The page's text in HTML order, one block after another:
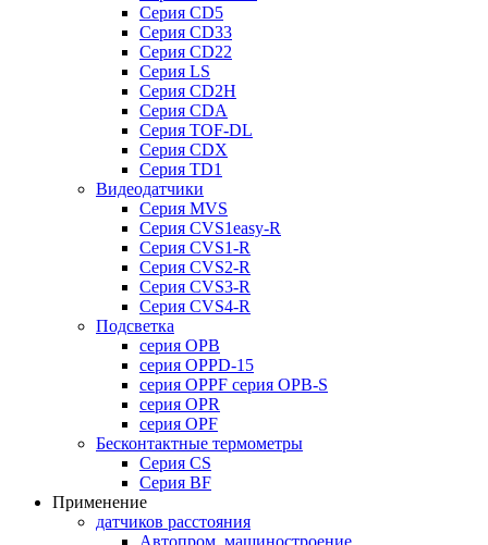
Серия CD5
Серия CD33
Серия CD22
Серия LS
Серия CD2H
Серия CDA
Серия TOF-DL
Серия CDX
Серия TD1
Видеодатчики
Серия MVS
Серия CVS1easy-R
Серия CVS1-R
Серия CVS2-R
Серия CVS3-R
Серия CVS4-R
Подсветка
серия OPB
серия OPPD-15
серия OPPF серия OPB-S
серия OPR
серия OPF
Бесконтактные термометры
Серия CS
Серия BF
Применение
датчиков расстояния
Автопром, машиностроение